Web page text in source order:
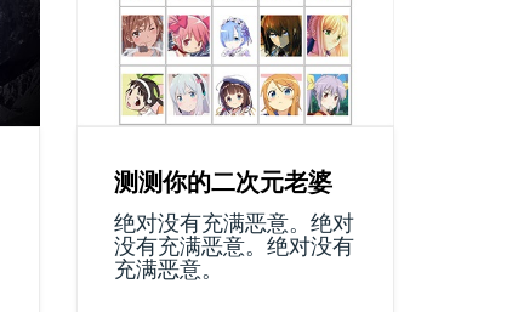
测测你的二次元老婆
绝对没有充满恶意。绝对
没有充满恶意。绝对没有
充满恶意。